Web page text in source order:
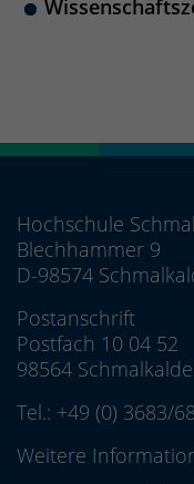
Hochschule
Blechhammer 9
D-98574
Postanschrift
Postfach 10 04 52
98564
Tel.: +49 (0) 3683/
Weitere